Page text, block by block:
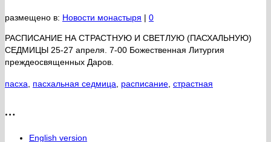
размещено в: Новости монастыря | 0
РАСПИСАНИЕ НА СТРАСТНУЮ И СВЕТЛУЮ (ПАСХАЛЬНУЮ)
СЕДМИЦЫ 25-27 апреля. 7-00 Божественная Литургия
преждеосвященных Даров.
пасха, пасхальная седмица, расписание, страстная
…
English version